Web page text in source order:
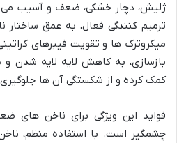
ژلیش، دچار خشکی، ضعف و آسیب می
ترمیم کنندگی فعال، به عمق ساختار
میکروترک ها و تقویت فیبرهای
بازسازی، به کاهش لایه لایه شدن
کمک کرده و از شکستگی آن ها
فواید این ویژگی برای ناخن های
چشمگیر است. با استفاده منظم،